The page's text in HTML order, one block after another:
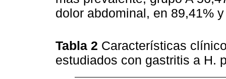
dolor abdominal, en 89,41%
Tabla 2 Características
estudiados con gastritis a H.